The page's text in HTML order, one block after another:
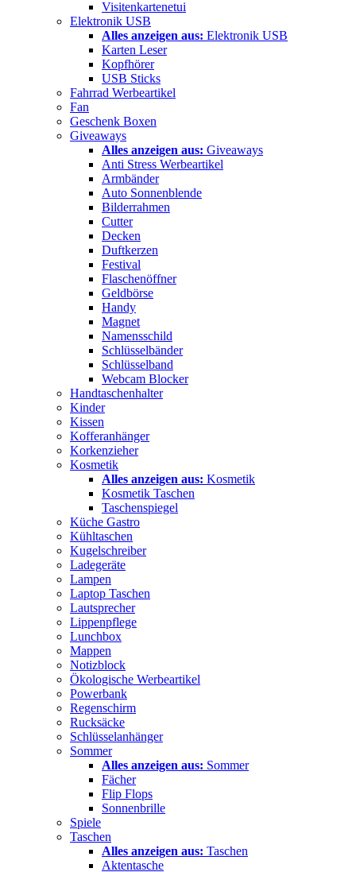
Visitenkartenetui
Elektronik USB
Alles anzeigen aus: Elektronik USB
Karten Leser
Kopfhörer
USB Sticks
Fahrrad Werbeartikel
Fan
Geschenk Boxen
Giveaways
Alles anzeigen aus: Giveaways
Anti Stress Werbeartikel
Armbänder
Auto Sonnenblende
Bilderrahmen
Cutter
Decken
Duftkerzen
Festival
Flaschenöffner
Geldbörse
Handy
Magnet
Namensschild
Schlüsselbänder
Schlüsselband
Webcam Blocker
Handtaschenhalter
Kinder
Kissen
Kofferanhänger
Korkenzieher
Kosmetik
Alles anzeigen aus: Kosmetik
Kosmetik Taschen
Taschenspiegel
Küche Gastro
Kühltaschen
Kugelschreiber
Ladegeräte
Lampen
Laptop Taschen
Lautsprecher
Lippenpflege
Lunchbox
Mappen
Notizblock
Ökologische Werbeartikel
Powerbank
Regenschirm
Rucksäcke
Schlüsselanhänger
Sommer
Alles anzeigen aus: Sommer
Fächer
Flip Flops
Sonnenbrille
Spiele
Taschen
Alles anzeigen aus: Taschen
Aktentasche